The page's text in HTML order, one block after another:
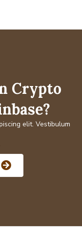
Crypto
elit. Vestibulum